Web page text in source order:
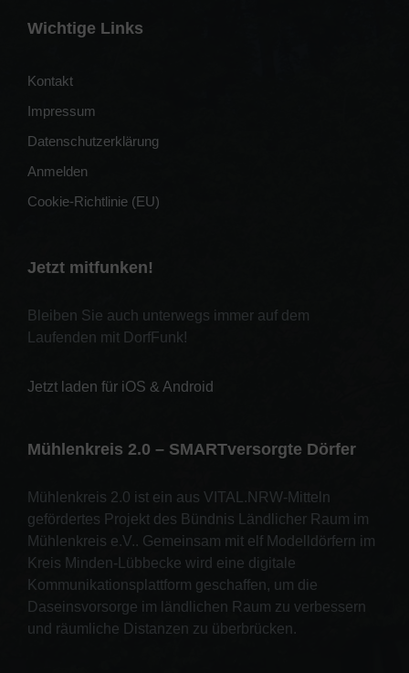
Wichtige Links
Kontakt
Impressum
Datenschutzerklärung
Anmelden
Cookie-Richtlinie (EU)
Jetzt mitfunken!
Bleiben Sie auch unterwegs immer auf dem
Laufenden mit DorfFunk!
Jetzt laden für iOS & Android
Mühlenkreis 2.0 – SMARTversorgte Dörfer
Mühlenkreis 2.0 ist ein aus VITAL.NRW-Mitteln
gefördertes Projekt des Bündnis Ländlicher Raum im
Mühlenkreis e.V.. Gemeinsam mit elf Modelldörfern im
Kreis Minden-Lübbecke wird eine digitale
Kommunikationsplattform geschaffen, um die
Daseinsvorsorge im ländlichen Raum zu verbessern
und räumliche Distanzen zu überbrücken.